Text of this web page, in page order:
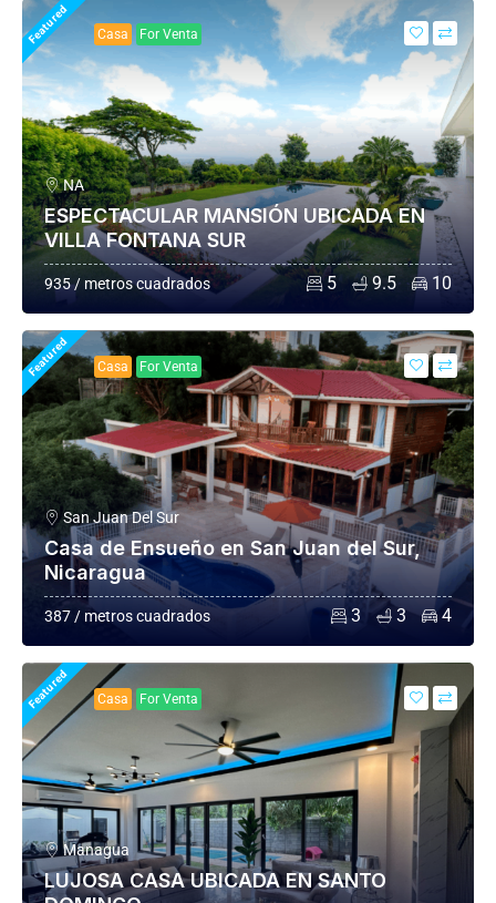
Featured Casa For Venta
NA
ESPECTACULAR MANSIÓN UBICADA EN
VILLA FONTANA SUR
935 / metros cuadrados 5 9.5 10
Featured Casa For Venta
San Juan Del Sur
Casa de Ensueño en San Juan del Sur,
Nicaragua
387 / metros cuadrados 3 3 4
Featured Casa For Venta
Managua
LUJOSA CASA UBICADA EN SANTO